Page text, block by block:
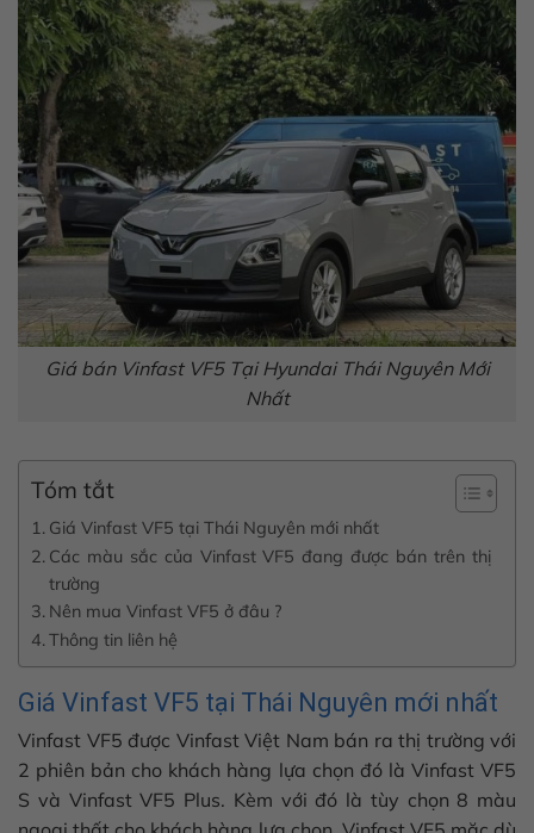
Giá bán Vinfast VF5 Tại Hyundai Thái Nguyên Mới
Nhất
Tóm tắt
Giá Vinfast VF5 tại Thái Nguyên mới nhất
Các màu sắc của Vinfast VF5 đang được bán trên thị
trường
Nên mua Vinfast VF5 ở đâu ?
Thông tin liên hệ
Giá Vinfast VF5 tại Thái Nguyên mới nhất
Vinfast VF5 được Vinfast Việt Nam bán ra thị trường với
2 phiên bản cho khách hàng lựa chọn đó là Vinfast VF5
S và Vinfast VF5 Plus. Kèm với đó là tùy chọn 8 màu